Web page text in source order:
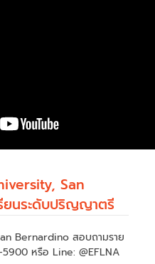
San
ยนระดับปริญญาตรี
Bernardino สอบถามราย
หรือ Line: @EFLNA